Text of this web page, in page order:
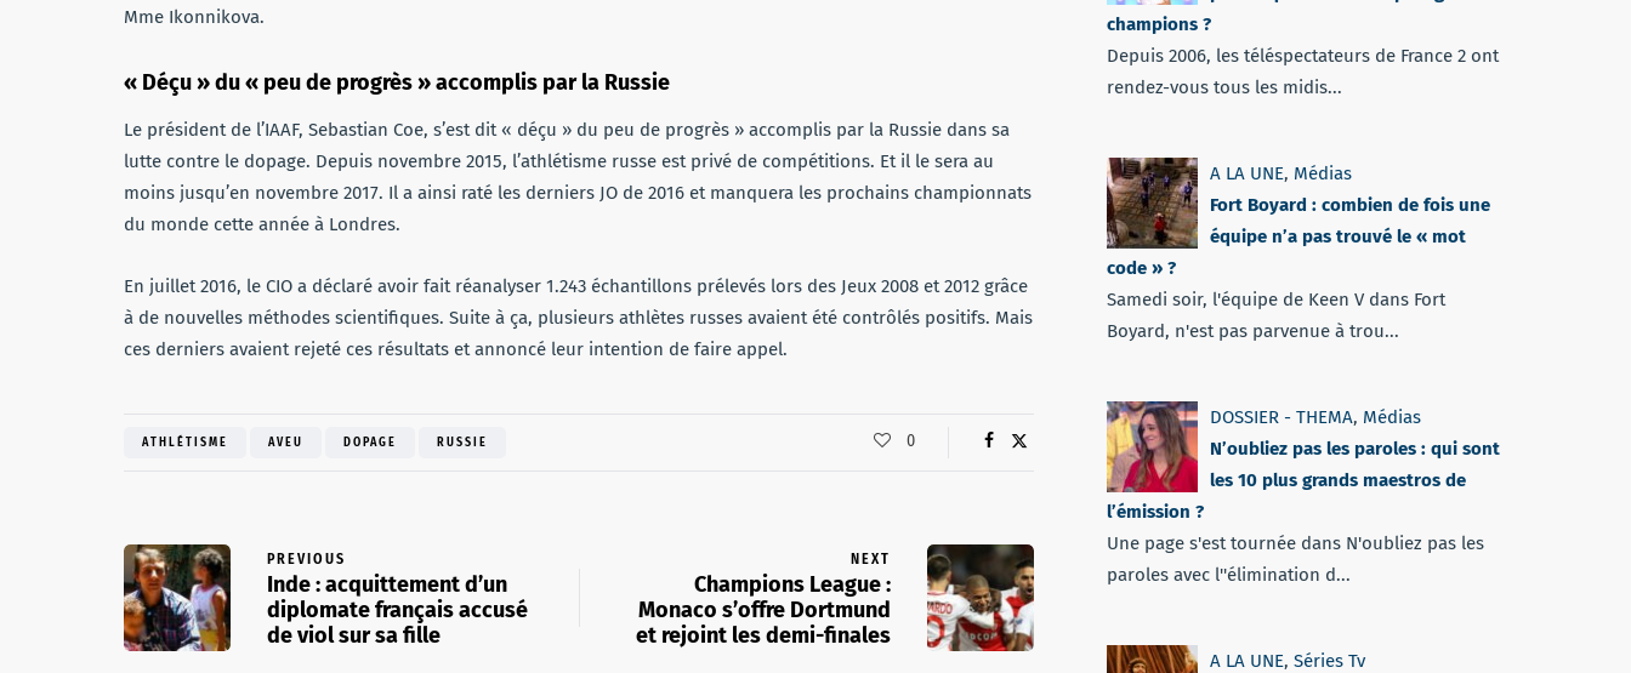
Mme Ikonnikova.
« Déçu » du « peu de progrès » accomplis par la Russie
Le président de l’IAAF, Sebastian Coe, s’est dit « déçu » du peu de progrès » accomplis par la Russie dans sa
lutte contre le dopage. Depuis novembre 2015, l’athlétisme russe est privé de compétitions. Et il le sera au
moins jusqu’en novembre 2017. Il a ainsi raté les derniers JO de 2016 et manquera les prochains championnats
du monde cette année à Londres.
En juillet 2016, le CIO a déclaré avoir fait réanalyser 1.243 échantillons prélevés lors des Jeux 2008 et 2012 grâce
à de nouvelles méthodes scientifiques. Suite à ça, plusieurs athlètes russes avaient été contrôlés positifs. Mais
ces derniers avaient rejeté ces résultats et annoncé leur intention de faire appel.
ATHLÉTISME AVEU DOPAGE RUSSIE 0
PREVIOUS
Inde : acquittement d’un
diplomate français accusé
de viol sur sa fille
NEXT
Champions League :
Monaco s’offre Dortmund
et rejoint les demi-finales
champions ?
Depuis 2006, les téléspectateurs de France 2 ont
rendez-vous tous les midis...
A LA UNE, Médias
Fort Boyard : combien de fois une
équipe n’a pas trouvé le « mot
code » ?
Samedi soir, l'équipe de Keen V dans Fort
Boyard, n'est pas parvenue à trou...
DOSSIER - THEMA, Médias
N’oubliez pas les paroles : qui sont
les 10 plus grands maestros de
l’émission ?
Une page s'est tournée dans N'oubliez pas les
paroles avec l''élimination d...
A LA UNE, Séries Tv